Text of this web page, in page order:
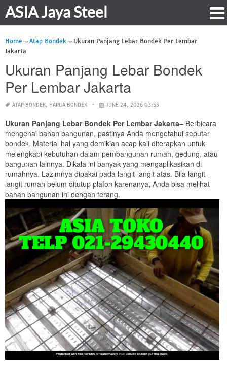
ASIA Jaya Steel
Home Atap Bondek
Ukuran Panjang Lebar Bondek Per Lembar
Jakarta
Ukuran Panjang Lebar Bondek
Per Lembar Jakarta
ATAP BONDEK, HARGA BONDEK JUNE 24, 2026 03:53
Ukuran Panjang Lebar Bondek Per Lembar Jakarta– Berbicara
mengenai bahan bangunan, pastinya Anda mengetahui seputar
bondek. Material hal yang demikian acap kali diterapkan untuk
melengkapi kebutuhan dalam pembangunan rumah, gedung, atau
bangunan lainnya. Dikala ini banyak yang mengaplikasikan di
rumahnya. Lazimnya dipakai pada langit-langit atas. Bila langit-
langit rumah belum ditutup plafon karenanya, Anda bisa melihat
bahan bangunan ini dengan terang.